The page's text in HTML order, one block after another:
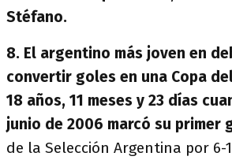
Stéfano.
8. El argentino más joven en
convertir goles en una Copa
18 años, 11 meses y 23 días
junio de 2006 marcó su primer
de la Selección Argentina por 6-